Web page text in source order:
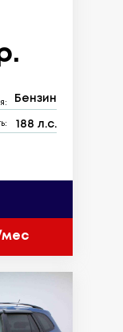
Бензин
188 л.с.
мес